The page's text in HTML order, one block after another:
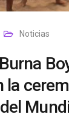
Noticias
la